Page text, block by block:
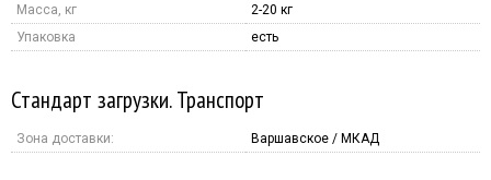
Масса, кг
2-20 кг
Упаковка
есть
Стандарт загрузки. Транспорт
Зона доставки: Варшавское / МКАД